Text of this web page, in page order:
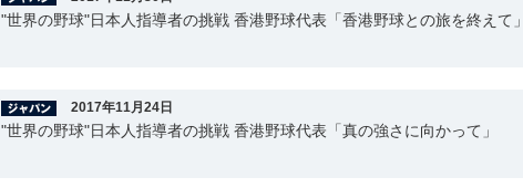
"世界の野球"日本人指導者の挑戦 香港野球代表「香港野球との旅を終えて」
2017年11月24日
"世界の野球"日本人指導者の挑戦 香港野球代表「真の強さに向かって」